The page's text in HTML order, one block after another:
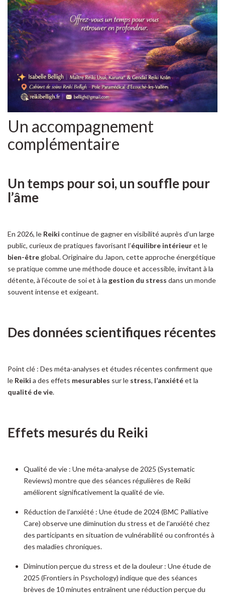
Un accompagnement
complémentaire
Un temps pour soi, un souffle pour
l’âme
En 2026, le Reiki continue de gagner en visibilité auprès d’un large
public, curieux de pratiques favorisant l’équilibre intérieuret le
bien-être global. Originaire du Japon, cette approche énergétique
se pratique comme une méthode douce et accessible, invitant à la
détente, à l’écoute de soi et à la gestion du stress dans un monde
souvent intense et exigeant.
Des données scientifiques récentes
Point clé : Des méta-analyses et études récentes confirment que
le Reiki a des effets mesurables sur le stress, l’anxiétéet la
qualité de vie.
Effets mesurés du Reiki
Qualité de vie : Une méta-analyse de 2025 (Systematic
Reviews) montre que des séances régulières de Reiki
améliorent significativement la qualité de vie.
Réduction de l’anxiété : Une étude de 2024 (BMC Palliative
Care) observe une diminution du stress et de l’anxiété chez
des participants en situation de vulnérabilité ou confrontés à
des maladies chroniques.
Diminution perçue du stress et de la douleur : Une étude de
2025 (Frontiers in Psychology) indique que des séances
brèves de 10 minutes entraînent une réduction perçue du